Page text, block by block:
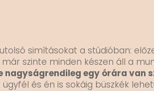
simításokat a stúdióban:
szinte minden készen áll a
egy órára van
és én is sokáig büszkék